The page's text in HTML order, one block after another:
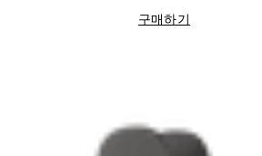
구매하기